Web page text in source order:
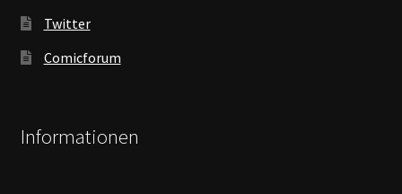
Twitter
Comicforum
Informationen